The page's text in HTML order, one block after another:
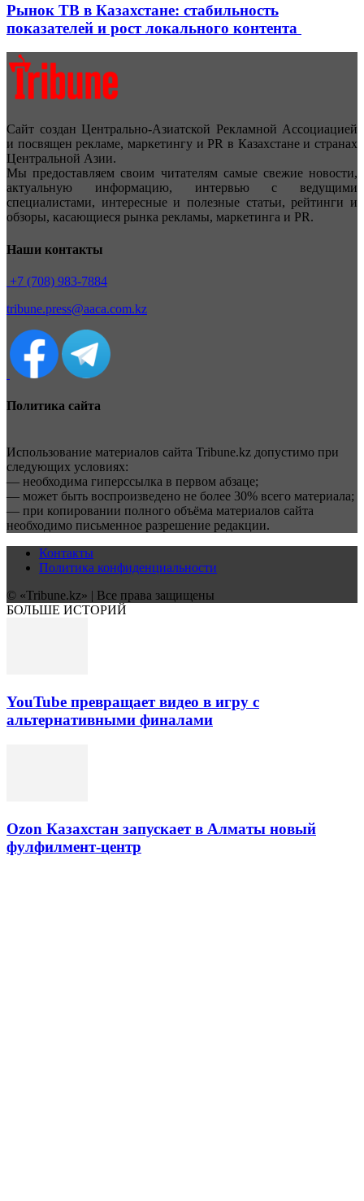
Рынок ТВ в Казахстане: стабильность
показателей и рост локального контента
Сайт создан Центрально-Азиатской Рекламной Ассоциацией
и посвящен рекламе, маркетингу и PR в Казахстане и странах
Центральной Азии.
Мы предоставляем своим читателям самые свежие новости,
актуальную информацию, интервью с ведущими
специалистами, интересные и полезные статьи, рейтинги и
обзоры, касающиеся рынка рекламы, маркетинга и PR.
Наши контакты
+7 (708) 983-7884
tribune.press@aaca.com.kz
Политика сайта
Использование материалов сайта Tribune.kz допустимо при
следующих условиях:
— необходима гиперссылка в первом абзаце;
— может быть воспроизведено не более 30% всего материала;
— при копировании полного объёма материалов сайта
необходимо письменное разрешение редакции.
Контакты
Политика конфиденциальности
© «Tribune.kz» | Все права защищены
БОЛЬШЕ ИСТОРИЙ
YouTube превращает видео в игру с
альтернативными финалами
Ozon Казахстан запускает в Алматы новый
фулфилмент-центр